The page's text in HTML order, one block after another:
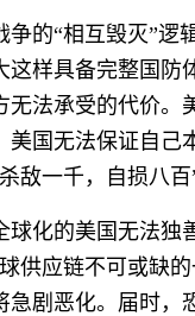
争的“相互毁灭”逻
这样具备完整国防
无法承受的代价。
美国无法保证自己
敌一千，自损八
球化的美国无法独
供应链不可或缺
急剧恶化。届时，